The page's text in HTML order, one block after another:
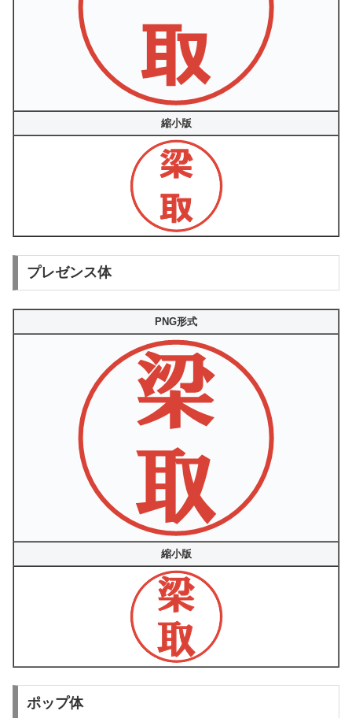
縮小版
プレゼンス体
PNG形式
縮小版
ポップ体